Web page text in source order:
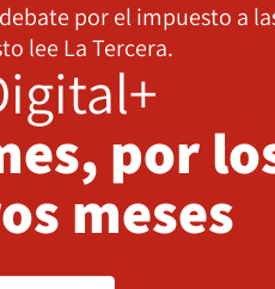
por el impuesto a
lee La Tercera.
por
meses